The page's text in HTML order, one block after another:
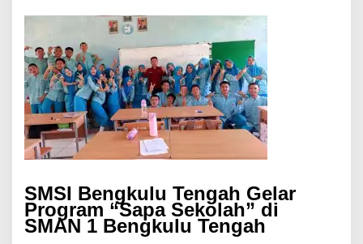
SMSI Bengkulu Tengah Gelar
Program “Sapa Sekolah” di
SMAN 1 Bengkulu Tengah